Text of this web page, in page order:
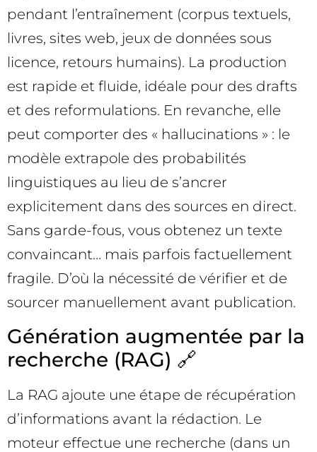
pendant l’entraînement (corpus textuels,
livres, sites web, jeux de données sous
licence, retours humains). La production
est rapide et fluide, idéale pour des drafts
et des reformulations. En revanche, elle
peut comporter des « hallucinations » : le
modèle extrapole des probabilités
linguistiques au lieu de s’ancrer
explicitement dans des sources en direct.
Sans garde-fous, vous obtenez un texte
convaincant… mais parfois factuellement
fragile. D’où la nécessité de vérifier et de
sourcer manuellement avant publication.
Génération augmentée par la
recherche (RAG) 🔗
La RAG ajoute une étape de récupération
d’informations avant la rédaction. Le
moteur effectue une recherche (dans un